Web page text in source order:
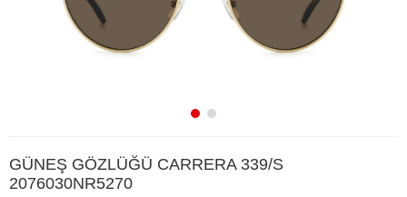
GÜNEŞ GÖZLÜĞÜ CARRERA 339/S
2076030NR5270